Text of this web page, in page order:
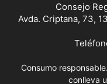
Consejo
Avda. Criptana, 73,
Consumo
conlleva